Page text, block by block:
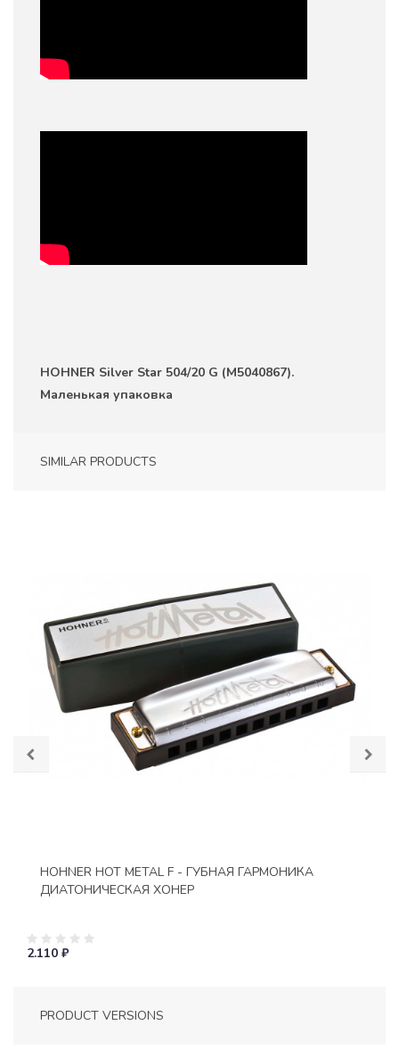
HOHNER Silver Star 504/20 G (M5040867).
Маленькая упаковка
SIMILAR PRODUCTS
HOHNER HOT METAL F - ГУБНАЯ ГАРМОНИКА
ДИАТОНИЧЕСКАЯ ХОНЕР
2.110 ₽
PRODUCT VERSIONS